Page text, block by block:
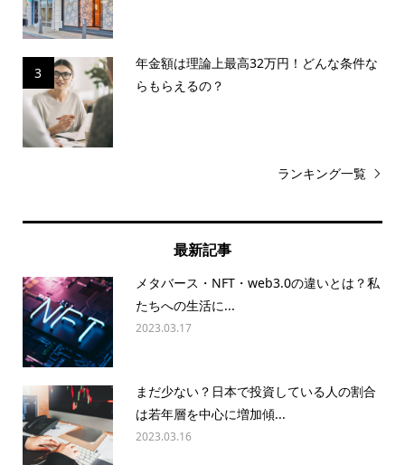
3
年金額は理論上最高32万円！どんな条件な
らもらえるの？
ランキング一覧
最新記事
メタバース・NFT・web3.0の違いとは？私
たちへの生活に...
2023.03.17
まだ少ない？日本で投資している人の割合
は若年層を中心に増加傾...
2023.03.16